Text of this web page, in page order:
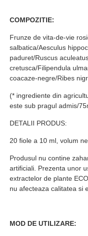
COMPOZITIE:
Frunze de vita-de-vie
salbatica/Aesculus
paduret/Ruscus
cretusca/Filipendula
coacaze-negre/Ribes
(* ingrediente din
este sub pragul admis/
DETALII PRODUS:
20 fiole a 10 ml, volum
Produsul nu contine
artificiali. Prezenta unor
extractelor de plante
nu afecteaza calitatea si
MOD DE UTILIZARE: